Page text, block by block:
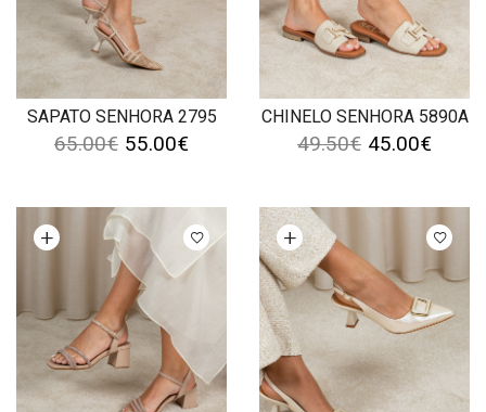
SAPATO SENHORA 2795
65.00€ 55.00€
CHINELO SENHORA 5890A
49.50€ 45.00€
opções Ver opções